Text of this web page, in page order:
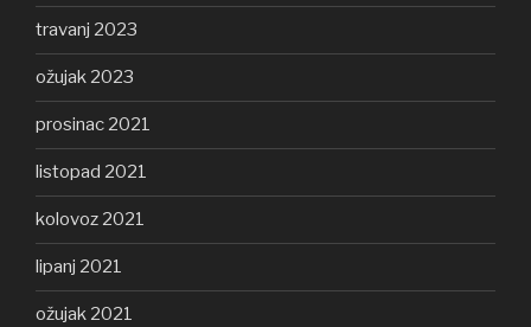
travanj 2023
ožujak 2023
prosinac 2021
listopad 2021
kolovoz 2021
lipanj 2021
ožujak 2021